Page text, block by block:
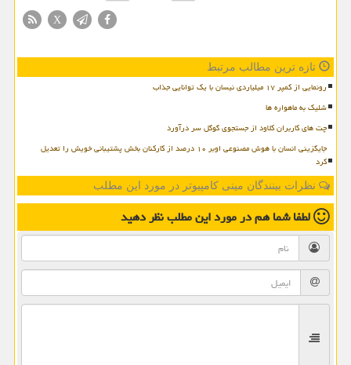
X
تازه ترین مطالب مرتبط
رونمایی از کمپر ۱۷ میلیاردی نیسان با یک توانایی جذاب
شلیک به ماهواره ها
چت های کاربران کلاود از جستجوی گوگل سر درآورد
جایگزینی انسان با هوش مصنوعی اوبر ۱۰ درصد از کارکنان بخش پشتیبانی خویش را تعدیل
کرد
نظرات بینندگان مینی کامپیوتر در مورد این مطلب
لطفا شما همدر مورد این مطلبنظر دهید